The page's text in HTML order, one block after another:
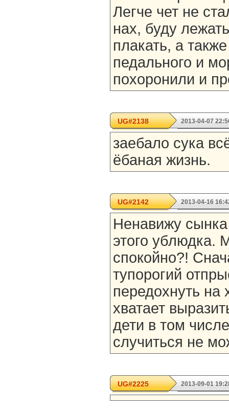
Легче чет не
нах, буду
плакать, а
педального и
похоронили и
UG#2138 2013-04-07
заебало сука
ёбаная жизнь.
UG#2142 2013-04-16
Ненавижу
этого ублюдка.
спокойно?!
тупорогий
передохнуть
хватает
дети в том
случиться не
UG#2225 2013-09-01